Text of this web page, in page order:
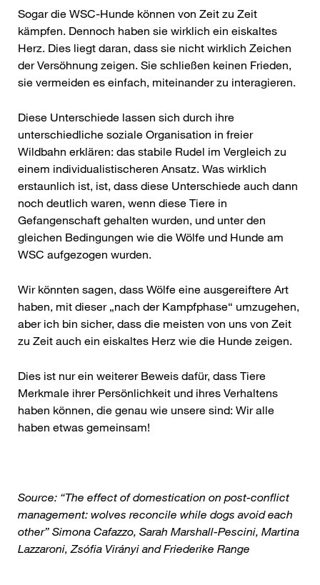
Sogar die WSC-Hunde können von Zeit zu Zeit
kämpfen. Dennoch haben sie wirklich ein eiskaltes
Herz. Dies liegt daran, dass sie nicht wirklich Zeichen
der Versöhnung zeigen. Sie schließen keinen Frieden,
sie vermeiden es einfach, miteinander zu interagieren.
Diese Unterschiede lassen sich durch ihre
unterschiedliche soziale Organisation in freier
Wildbahn erklären: das stabile Rudel im Vergleich zu
einem individualistischeren Ansatz. Was wirklich
erstaunlich ist, ist, dass diese Unterschiede auch dann
noch deutlich waren, wenn diese Tiere in
Gefangenschaft gehalten wurden, und unter den
gleichen Bedingungen wie die Wölfe und Hunde am
WSC aufgezogen wurden.
Wir könnten sagen, dass Wölfe eine ausgereiftere Art
haben, mit dieser „nach der Kampfphase“ umzugehen,
aber ich bin sicher, dass die meisten von uns von Zeit
zu Zeit auch ein eiskaltes Herz wie die Hunde zeigen.
Dies ist nur ein weiterer Beweis dafür, dass Tiere
Merkmale ihrer Persönlichkeit und ihres Verhaltens
haben können, die genau wie unsere sind: Wir alle
haben etwas gemeinsam!
Source: “The effect of domestication on post-conflict
management: wolves reconcile while dogs avoid each
other” Simona Cafazzo, Sarah Marshall-Pescini, Martina
Lazzaroni, Zsófia Virányi and Friederike Range